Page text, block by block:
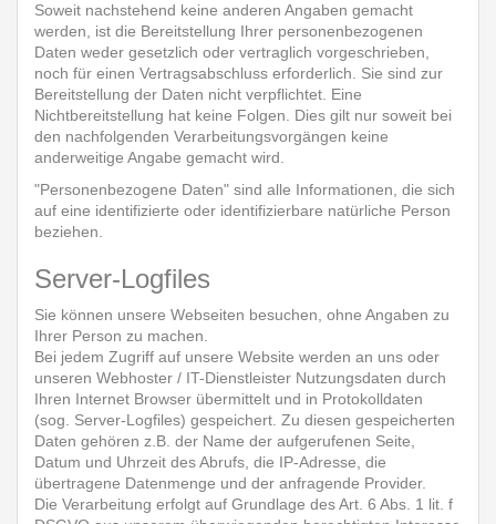
Soweit nachstehend keine anderen Angaben gemacht
werden, ist die Bereitstellung Ihrer personenbezogenen
Daten weder gesetzlich oder vertraglich vorgeschrieben,
noch für einen Vertragsabschluss erforderlich. Sie sind zur
Bereitstellung der Daten nicht verpflichtet. Eine
Nichtbereitstellung hat keine Folgen. Dies gilt nur soweit bei
den nachfolgenden Verarbeitungsvorgängen keine
anderweitige Angabe gemacht wird.
"Personenbezogene Daten" sind alle Informationen, die sich
auf eine identifizierte oder identifizierbare natürliche Person
beziehen.
Server-Logfiles
Sie können unsere Webseiten besuchen, ohne Angaben zu
Ihrer Person zu machen.
Bei jedem Zugriff auf unsere Website werden an uns oder
unseren Webhoster / IT-Dienstleister Nutzungsdaten durch
Ihren Internet Browser übermittelt und in Protokolldaten
(sog. Server-Logfiles) gespeichert. Zu diesen gespeicherten
Daten gehören z.B. der Name der aufgerufenen Seite,
Datum und Uhrzeit des Abrufs, die IP-Adresse, die
übertragene Datenmenge und der anfragende Provider.
Die Verarbeitung erfolgt auf Grundlage des Art. 6 Abs. 1 lit. f